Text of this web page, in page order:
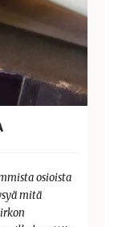
osioista
mitä